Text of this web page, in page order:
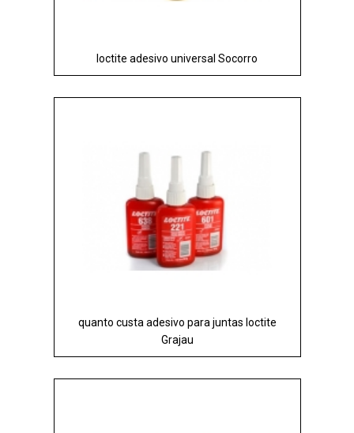
loctite adesivo universal Socorro
quanto custa adesivo para juntas loctite
Grajau